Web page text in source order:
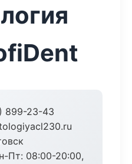
899-23-43
Пт: 08:00-20:00,